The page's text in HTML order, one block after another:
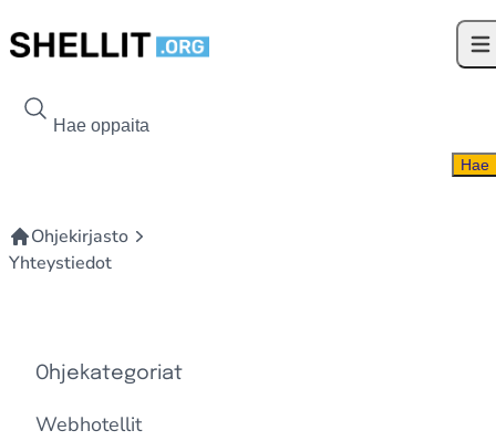
Hae kohdetta
Hae
Ohjekirjasto
Yhteystiedot
Ohjekategoriat
Webhotellit